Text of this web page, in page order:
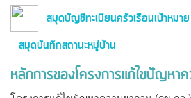
สมุดบัญชีทะเบียนครัวเรือนเป้าหมาย
สมุดบันทึกสถานะหมู่บ้าน
หลักการของโครงการแก้ไขปัญหา